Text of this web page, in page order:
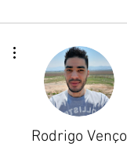
Rodrigo Venço